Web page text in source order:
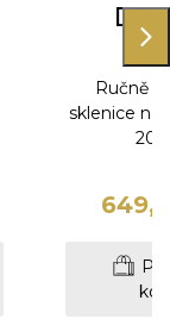
Ručně
sklenice na